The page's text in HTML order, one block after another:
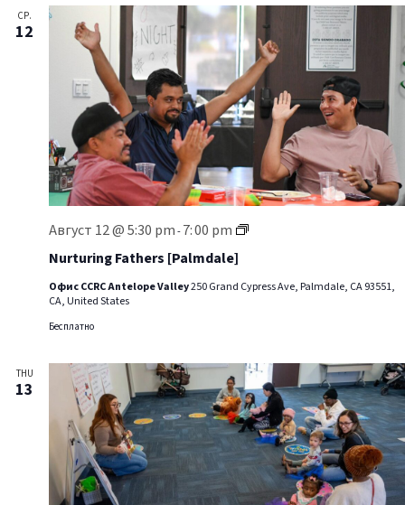
СР.
12
Nurturing Fathers [Palmdale]
Август 12 @ 5:30 pm-7:00 pm
Nurturing
Офис CCRC Antelope Valley250 Grand Cypress Ave, Palmdale, CA 93551,
CA, United States
Бесплатно
THU
13